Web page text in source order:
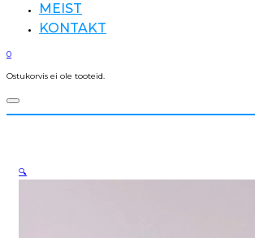
MEIST
KONTAKT
0
Ostukorvis ei ole tooteid.
🔍